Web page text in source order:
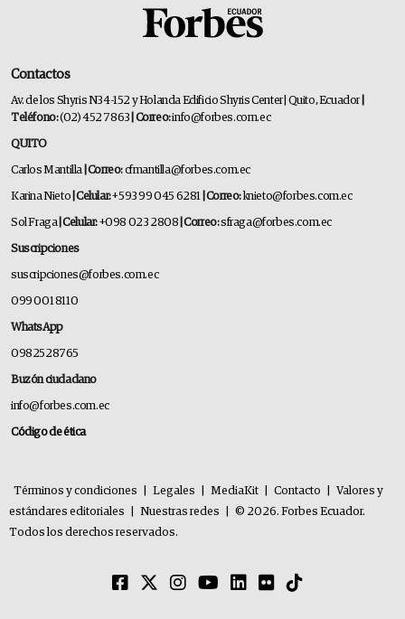
Contactos
Av. de los Shyris N34-152 y Holanda Edificio Shyris Center | Quito, Ecuador
Teléfono:(02) 452 7863 | Correo:info@forbes.com.ec
QUITO
Carlos Mantilla | Correo:cfmantilla@forbes.com.ec
Karina Nieto | Celular:+593 99 045 6281 | Correo:knieto@forbes.com.ec
Sol Fraga| Celular:+098 023 2808 | Correo:sfraga@forbes.com.ec
Suscripciones
suscripciones@forbes.com.ec
099 001 8110
WhatsApp
0982528765
Buzón ciudadano
info@forbes.com.ec
Código de ética
Términos y condiciones Legales MediaKit Contacto
Valores y
estándares editoriales
Nuestras redes
© 2026. Forbes Ecuador.
Todos los derechos reservados.